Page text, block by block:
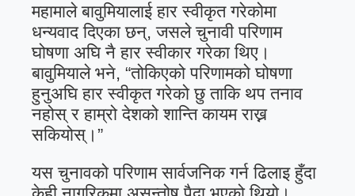
महामाले बावुमियालाई हार स्वीकृत गरेकोमा
धन्यवाद दिएका छन्, जसले चुनावी परिणाम
घोषणा अघि नै हार स्वीकार गरेका थिए।
बावुमियाले भने, “तोकिएको परिणामको घोषणा
हुनुअघि हार स्वीकृत गरेको छु ताकि थप तनाव
नहोस् र हाम्रो देशको शान्ति कायम राख्न
सकियोस्।”
यस चुनावको परिणाम सार्वजनिक गर्न ढिलाइ हुँदा